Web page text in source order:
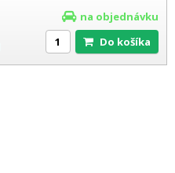
na objednávku
Do košíka